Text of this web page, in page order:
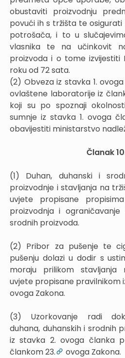
obustaviti proizvodnju
povući ih s tržišta te
potrošača, i to u
vlasnika te na učinkovit
proizvoda i o tome izvijestiti
roku od 72 sata.
(2) Obveza iz stavka 1.
ovlaštene laboratorije iz
koji su po spoznaji
sumnje iz stavka 1. ovoga
obavijestiti ministarstvo
Članak
(1) Duhan, duhanski i
proizvodnje i stavljanja na
uvjete propisane
proizvodnja i
srodnih proizvoda.
(2) Pribor za pušenje te
pušenju dolazi u dodir s
moraju prilikom stavljanja
uvjete propisane pravilnikom
ovoga Zakona.
(3) Uzorkovanje radi
duhana, duhanskih i srodnih
iz stavka 2. ovoga članka
člankom 23.
ovoga Zakona.